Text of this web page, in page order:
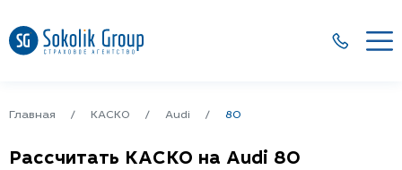
Главная КАСКО Audi 80
Рассчитать КАСКО на Audi 80